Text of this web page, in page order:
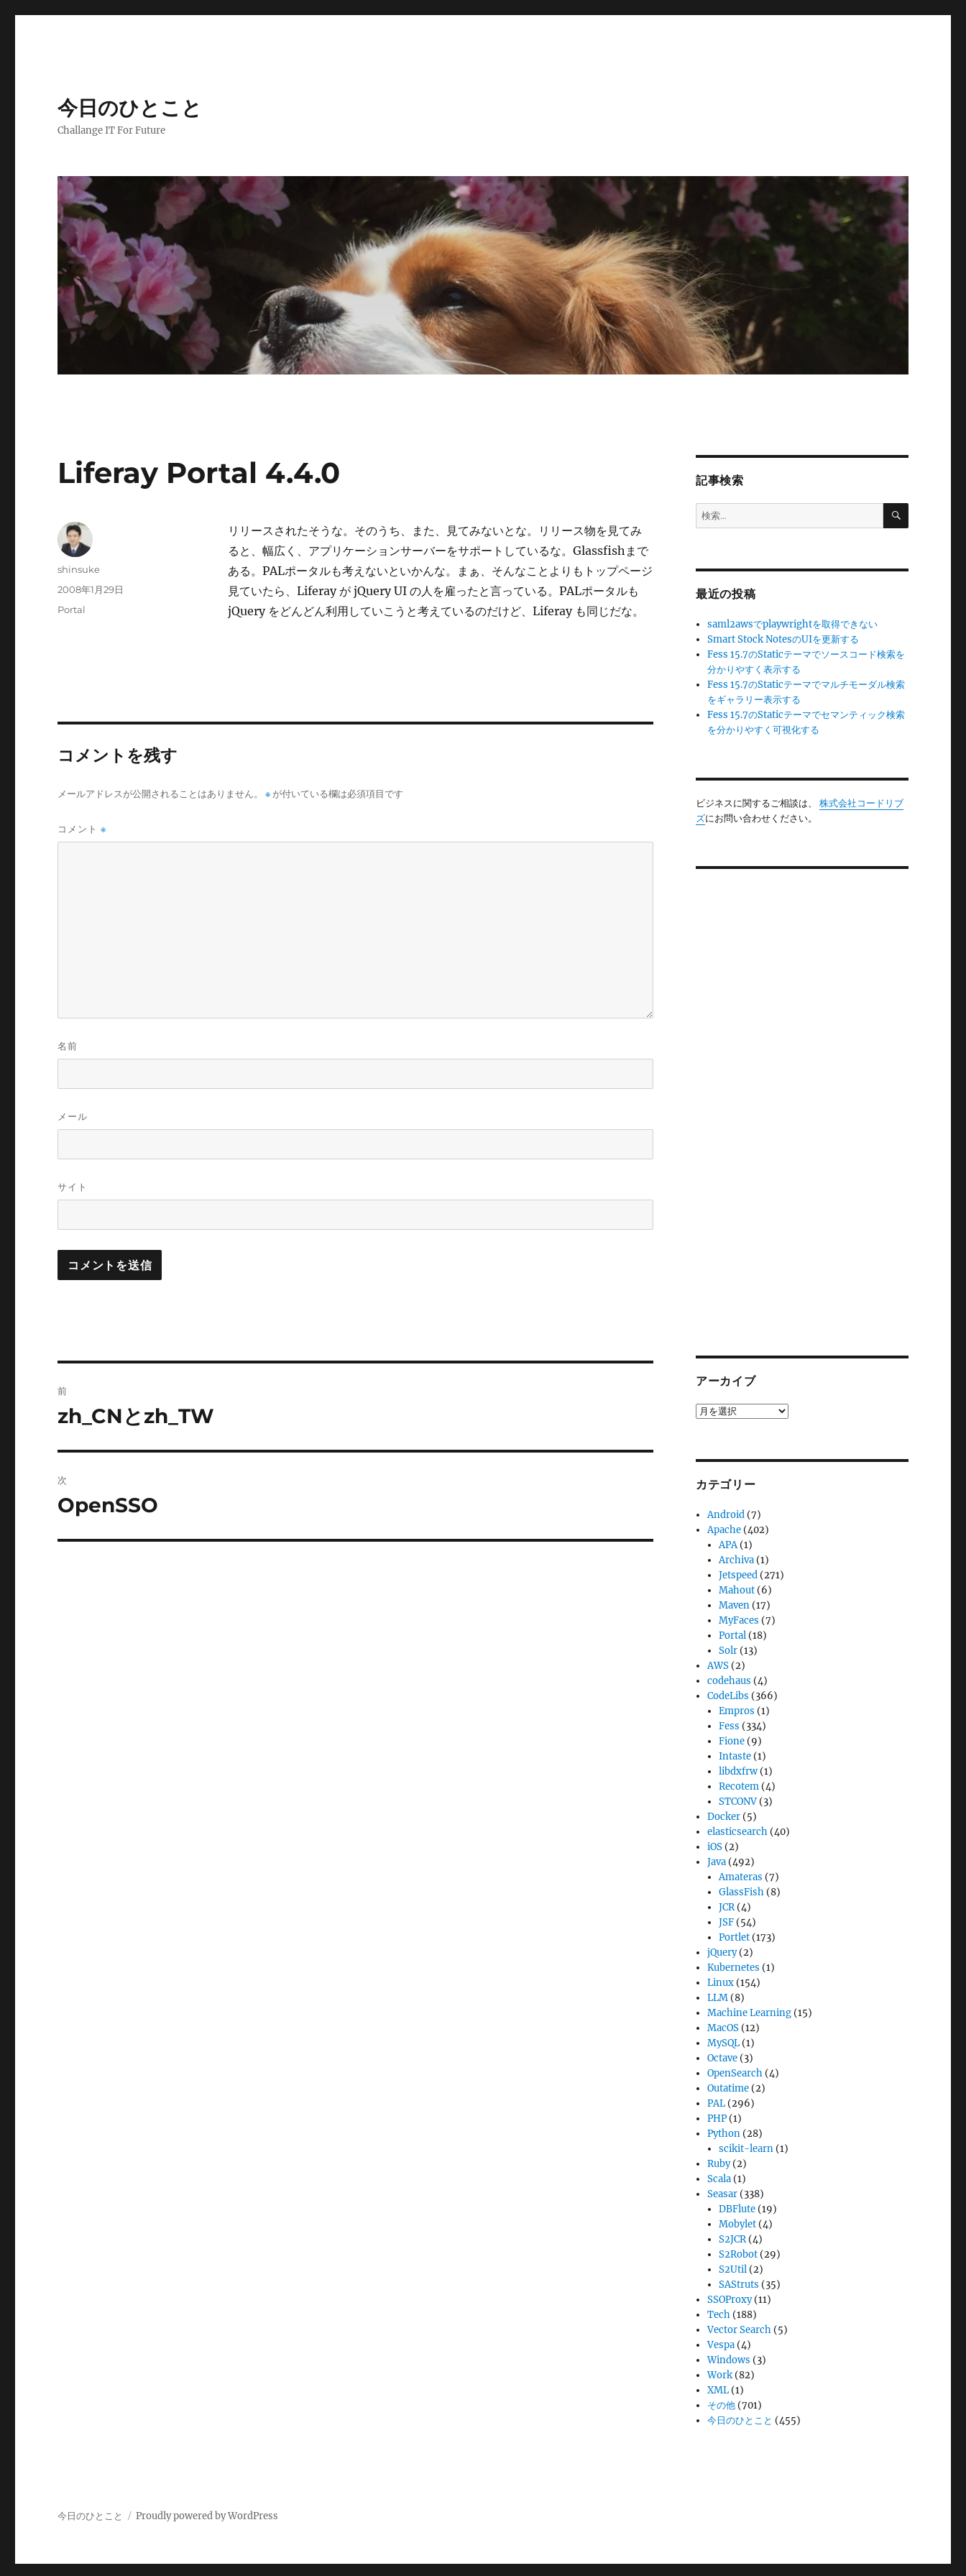
今日のひとこと
Challange IT For Future
Liferay Portal 4.4.0
リリースされたそうな。そのうち、また、見てみないとな。リリース物を見てみ
ると、幅広く、アプリケーションサーバーをサポートしているな。Glassfishまで
ある。PALポータルも考えないといかんな。まぁ、そんなことよりもトップページ
見ていたら、Liferay が jQuery UI の人を雇ったと言っている。PALポータルも
jQuery をどんどん利用していこうと考えているのだけど、Liferay も同じだな。
投
shinsuke
投
2008年1月29日
カ
Portal
コメントを残す
メールアドレスが公開されることはありません。 ※ が付いている欄は必須項目です
コメント※
名前
メール
サイト
稿
ゲ
前
前
投
稿:
zh_CNとzh_TW
次
次
投
OpenSSO
記事検索
検
索:
検
最近の投稿
saml2awsでplaywrightを取得できない
Smart Stock NotesのUIを更新する
Fess 15.7のStaticテーマでソースコード検索を
分かりやすく表示する
Fess 15.7のStaticテーマでマルチモーダル検索
をギャラリー表示する
Fess 15.7のStaticテーマでセマンティック検索
を分かりやすく可視化する
ビジネスに関するご相談は、 株式会社コードリブ
ズにお問い合わせください。
アーカイブ
ア
カテゴリー
Android (7)
Apache (402)
APA(1)
Archiva (1)
Jetspeed (271)
Mahout (6)
Maven (17)
MyFaces (7)
Portal (18)
Solr (13)
AWS (2)
codehaus (4)
CodeLibs (366)
Empros (1)
Fess (334)
Fione (9)
Intaste (1)
libdxfrw (1)
Recotem (4)
STCONV (3)
Docker (5)
elasticsearch (40)
iOS (2)
Java (492)
Amateras (7)
GlassFish (8)
JCR(4)
JSF (54)
Portlet (173)
jQuery(2)
Kubernetes (1)
Linux (154)
LLM (8)
Machine Learning (15)
MacOS (12)
MySQL (1)
Octave (3)
OpenSearch (4)
Outatime (2)
PAL (296)
PHP (1)
Python (28)
scikit-learn (1)
Ruby(2)
Scala (1)
Seasar (338)
DBFlute (19)
Mobylet (4)
S2JCR(4)
S2Robot (29)
S2Util (2)
SAStruts (35)
SSOProxy(11)
Tech (188)
Vector Search (5)
Vespa (4)
Windows (3)
Work (82)
XML (1)
その他 (701)
今日のひとこと (455)
今日のひとこと Proudly powered by WordPress